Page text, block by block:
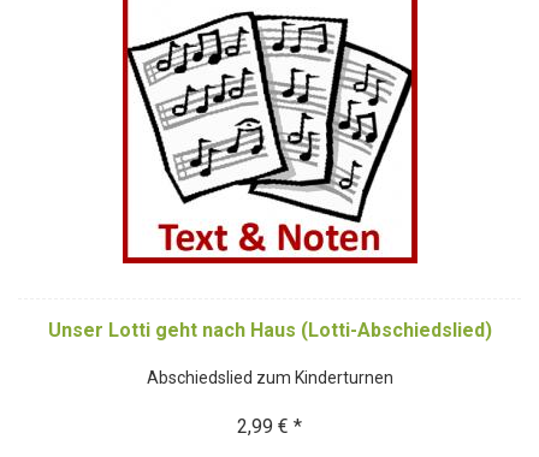
Unser Lotti geht nach Haus (Lotti-Abschiedslied)
Abschiedslied zum Kinderturnen
2,99 € *